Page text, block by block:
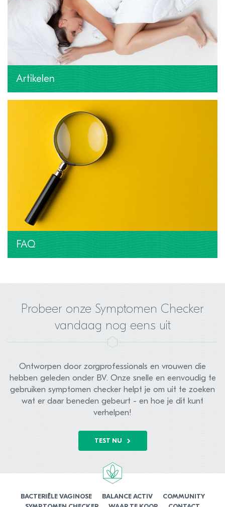
Artikelen
FAQ
Probeer onze Symptomen Checker
vandaag nog eens uit
Ontworpen door zorgprofessionals en vrouwen die
hebben geleden onder BV. Onze snelle en eenvoudig te
gebruiken symptomen checker helpt je om uit te zoeken
wat er daar beneden gebeurt - en hoe je dit kunt
verhelpen!
TEST NU
BACTERIËLE VAGINOSE BALANCE ACTIV
COMMUNITY